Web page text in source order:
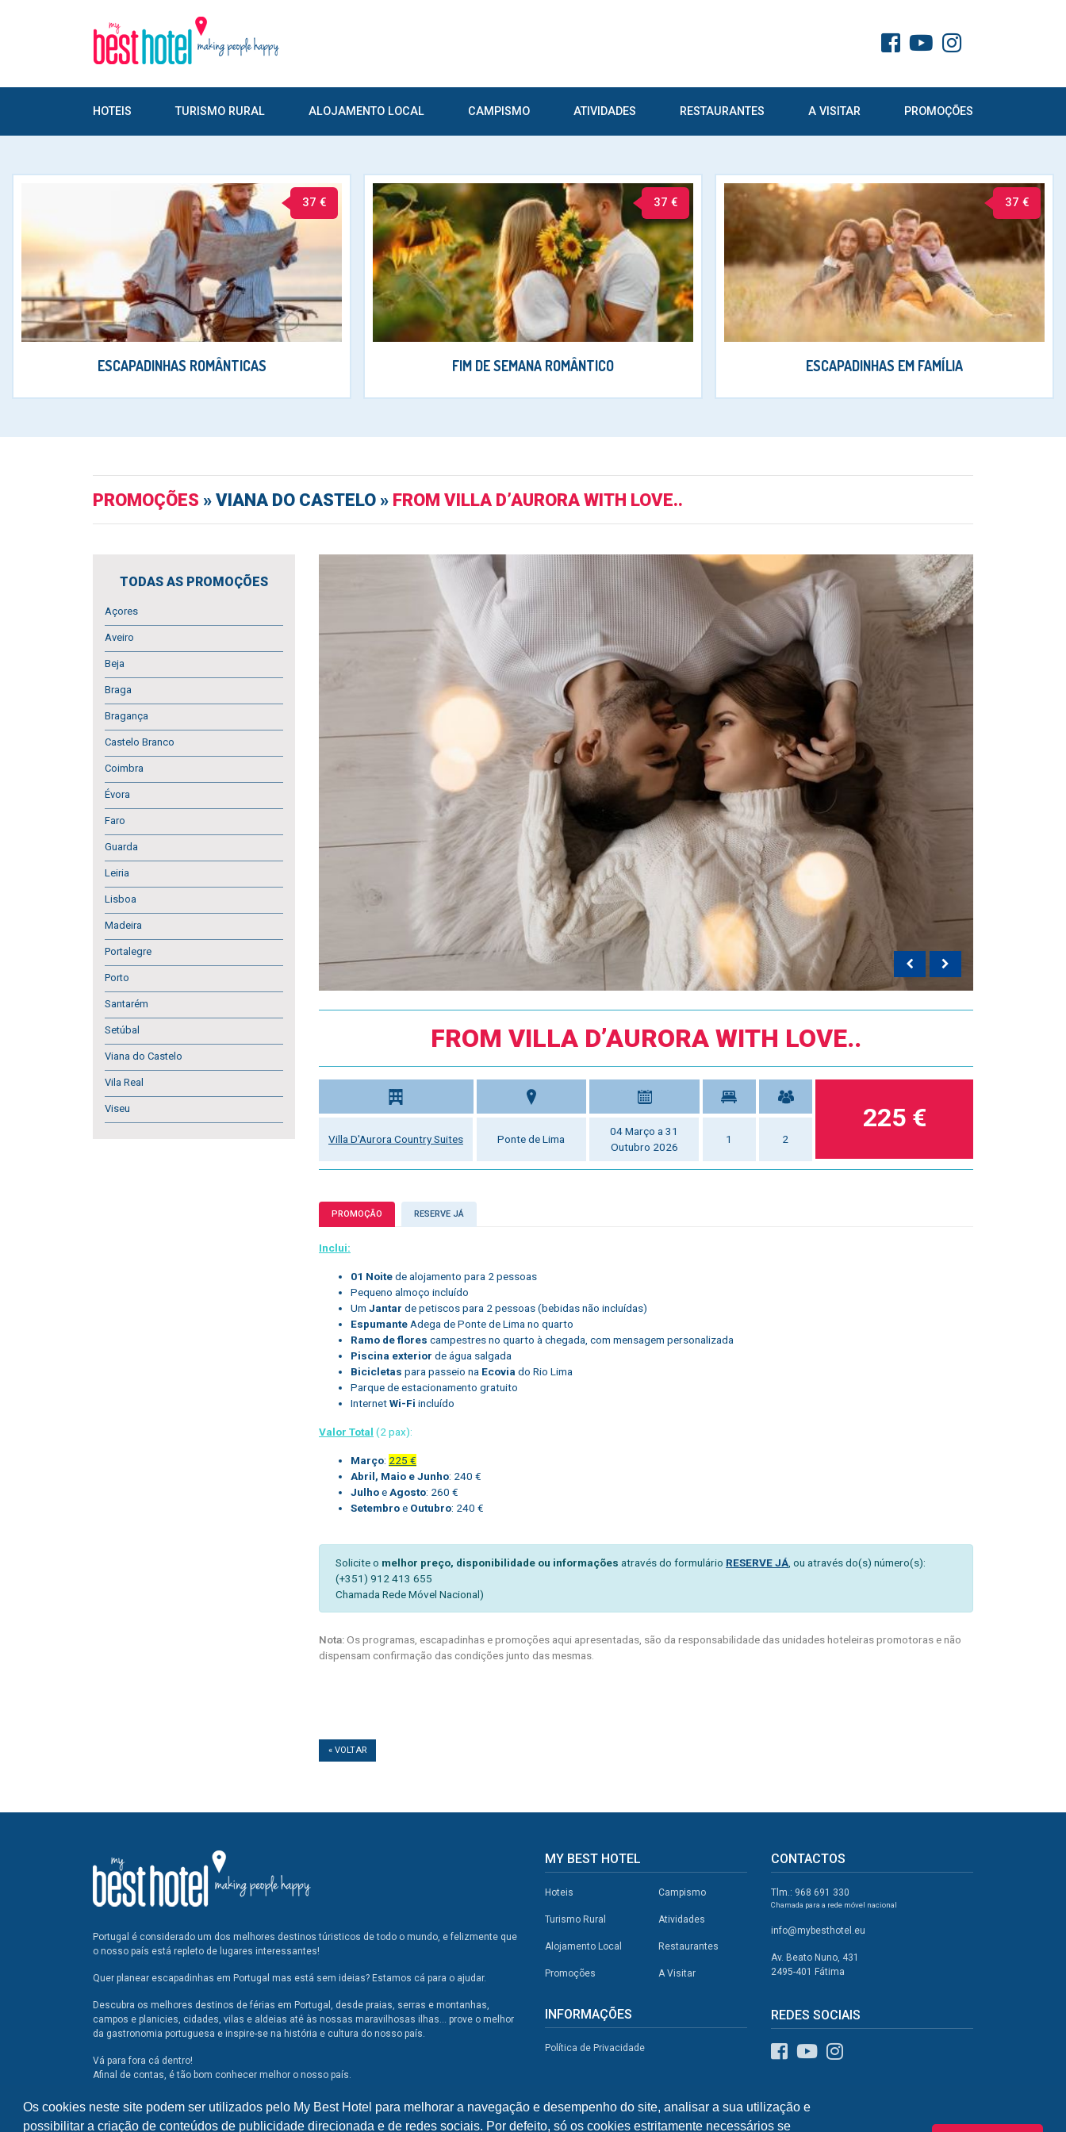
Os cookies neste site podem ser utilizados pelo My Best Hotel para melhorar a navegação e desempenho do site, analisar a sua utilização e
possibilitar a criação de conteúdos de publicidade direcionada e de redes sociais. Por defeito, só os cookies estritamente necessários se
HOTEIS TURISMO RURAL ALOJAMENTO LOCAL CAMPISMO ATIVIDADES RESTAURANTES A VISITAR PROMOÇÕES
37 €
ESCAPADINHAS ROMÂNTICAS
37 €
FIM DE SEMANA ROMÂNTICO
37 €
ESCAPADINHAS EM FAMÍLIA
PROMOÇÕES » VIANA DO CASTELO » FROM VILLA D’AURORA WITH LOVE..
TODAS AS PROMOÇÕES
Açores
Aveiro
Beja
Braga
Bragança
Castelo Branco
Coimbra
Évora
Faro
Guarda
Leiria
Lisboa
Madeira
Portalegre
Porto
Santarém
Setúbal
Viana do Castelo
Vila Real
Viseu
FROM VILLA D’AURORA WITH LOVE..
Villa D'Aurora Country Suites Ponte de Lima
04 Março a 31
Outubro 2026
1 2
225 €
PROMOÇÃO RESERVE JÁ
Inclui:
01 Noitede alojamento para 2 pessoas
Pequeno almoço incluído
Um Jantar de petiscos para 2 pessoas (bebidas não incluídas)
EspumanteAdega de Ponte de Lima no quarto
Ramo de flores campestres no quarto à chegada, com mensagem personalizada
Piscina exterior de água salgada
Bicicletas para passeio na Ecovia do Rio Lima
Parque de estacionamento gratuito
InternetWi-Fi incluído
Valor Total (2 pax):
Março: 225 €
Abril, Maio e Junho: 240 €
JulhoeAgosto: 260 €
Setembroe Outubro: 240 €
Solicite o melhor preço, disponibilidade ou informações através do formulário RESERVE JÁ, ou através do(s) número(s):
(+351) 912 413 655
Chamada Rede Móvel Nacional)
Nota:Os programas, escapadinhas e promoções aqui apresentadas, são da responsabilidade das unidades hoteleiras promotoras e não
dispensam confirmação das condições junto das mesmas.
« VOLTAR
Portugal é considerado um dos melhores destinos túristicos de todo o mundo, e felizmente que
o nosso país está repleto de lugares interessantes!
Quer planear escapadinhas em Portugal mas está sem ideias? Estamos cá para o ajudar.
Descubra os melhores destinos de férias em Portugal, desde praias, serras e montanhas,
campos e planicies, cidades, vilas e aldeias até às nossas maravilhosas ilhas... prove o melhor
da gastronomia portuguesa e inspire-se na história e cultura do nosso país.
Vá para fora cá dentro!
Afinal de contas, é tão bom conhecer melhor o nosso país.
MY BEST HOTEL
Hoteis
Turismo Rural
Alojamento Local
Promoções
Campismo
Atividades
Restaurantes
A Visitar
INFORMAÇÕES
Política de Privacidade
CONTACTOS
Tlm.: 968 691 330
Chamada para a rede móvel nacional
info@mybesthotel.eu
Av. Beato Nuno, 431
2495-401 Fátima
REDES SOCIAIS